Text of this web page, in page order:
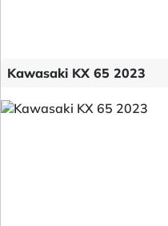
Kawasaki KX 65 2023